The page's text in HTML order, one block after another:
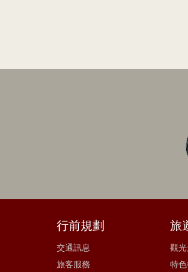
行前規劃
交通訊息
旅客服務
旅
觀
特